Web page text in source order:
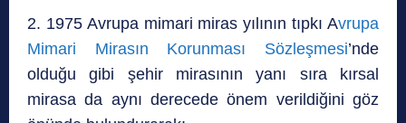
2. 1975 Avrupa mimari miras yılının tıpkı Avrupa
Mimari Mirasın Korunması Sözleşmesi’nde
olduğu gibi şehir mirasının yanı sıra kırsal
mirasa da aynı derecede önem verildiğini göz